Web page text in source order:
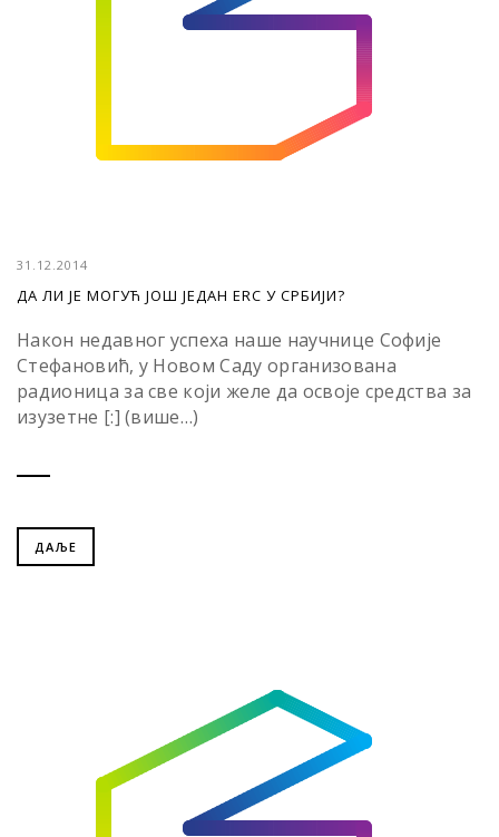
31.12.2014
ДА ЛИ ЈЕ МОГУЋ ЈОШ ЈЕДАН ERC У СРБИЈИ?
Након недавног успеха наше научнице Софије
Стефановић, у Новом Саду организована
радионица за све који желе да освоје средства за
изузетне [:] (више…)
ДАЉЕ